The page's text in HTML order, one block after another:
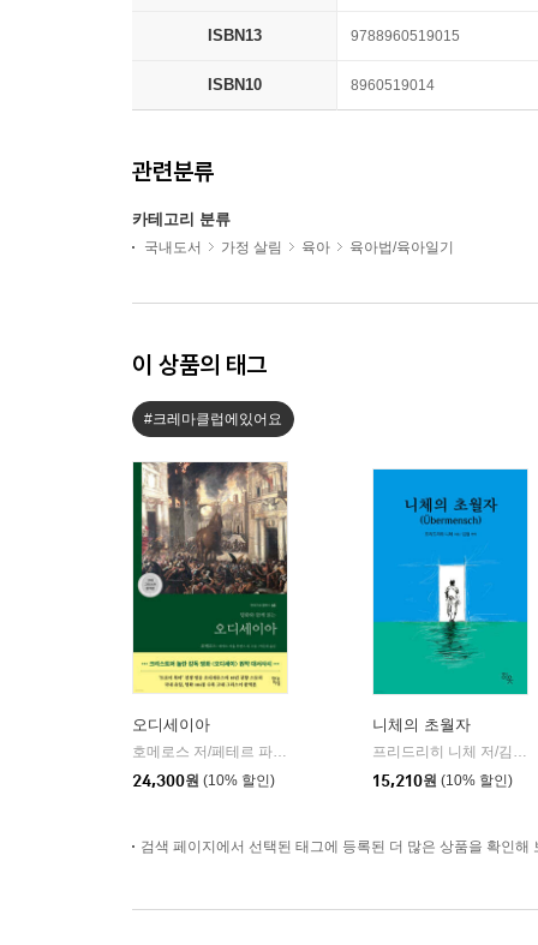
ISBN13 9788960519015
ISBN10 8960519014
관련분류
카테고리 분류
국내도서 가정 살림 육아 육아법/육아일기
이 상품의 태그
#크레마클럽에있어요
오디세이아
호메로스 저/페테르 파울 루벤스 그림/박문재 역 |
현대지성
24,300원 (10% 할인)
니체의 초월자
프리드리히 니체 저/김철 편역
15,210원 (10% 할인)
검색 페이지에서 선택된 태그에 등록된 더 많은 상품을 확인해